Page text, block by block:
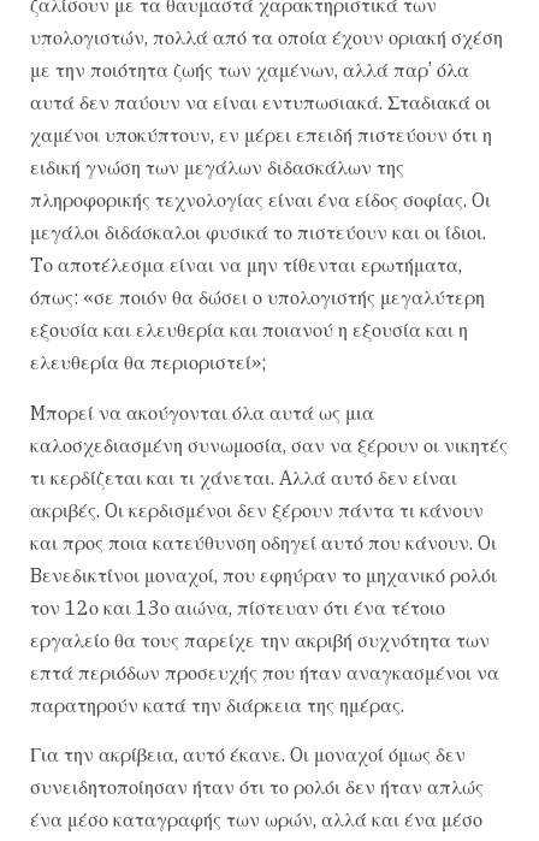
ζαλίσουν με τα θαυμαστά χαρακτηριστικά των
υπολογιστών, πολλά από τα οποία έχουν οριακή σχέση
με την ποιότητα ζωής των χαμένων, αλλά παρ’ όλα
αυτά δεν παύουν να είναι εντυπωσιακά. Σταδιακά οι
χαμένοι υποκύπτουν, εν μέρει επειδή πιστεύουν ότι η
ειδική γνώση των μεγάλων διδασκάλων της
πληροφορικής τεχνολογίας είναι ένα είδος σοφίας. Oι
μεγάλοι διδάσκαλοι φυσικά το πιστεύουν και οι ίδιοι.
Tο αποτέλεσμα είναι να μην τίθενται ερωτήματα,
όπως: «σε ποιόν θα δώσει ο υπολογιστής μεγαλύτερη
εξουσία και ελευθερία και ποιανού η εξουσία και η
ελευθερία θα περιοριστεί»;
Mπορεί να ακούγονται όλα αυτά ως μια
καλοσχεδιασμένη συνωμοσία, σαν να ξέρουν οι νικητές
τι κερδίζεται και τι χάνεται. Aλλά αυτό δεν είναι
ακριβές. Oι κερδισμένοι δεν ξέρουν πάντα τι κάνουν
και προς ποια κατεύθυνση οδηγεί αυτό που κάνουν. Oι
Bενεδικτίνοι μοναχοί, που εφηύραν το μηχανικό ρολόι
τον 12ο και 13ο αιώνα, πίστευαν ότι ένα τέτοιο
εργαλείο θα τους παρείχε την ακριβή συχνότητα των
επτά περιόδων προσευχής που ήταν αναγκασμένοι να
παρατηρούν κατά την διάρκεια της ημέρας.
Για την ακρίβεια, αυτό έκανε. Oι μοναχοί όμως δεν
συνειδητοποίησαν ήταν ότι το ρολόι δεν ήταν απλώς
ένα μέσο καταγραφής των ωρών, αλλά και ένα μέσο